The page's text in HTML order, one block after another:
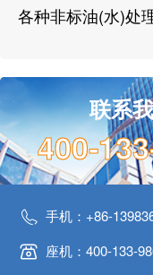
各种非标油(水)处
联系
400-
手机：+86-
座机：400-133-